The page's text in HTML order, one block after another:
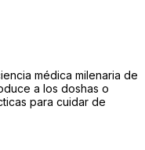
médica milenaria de
a los doshas o
para cuidar de